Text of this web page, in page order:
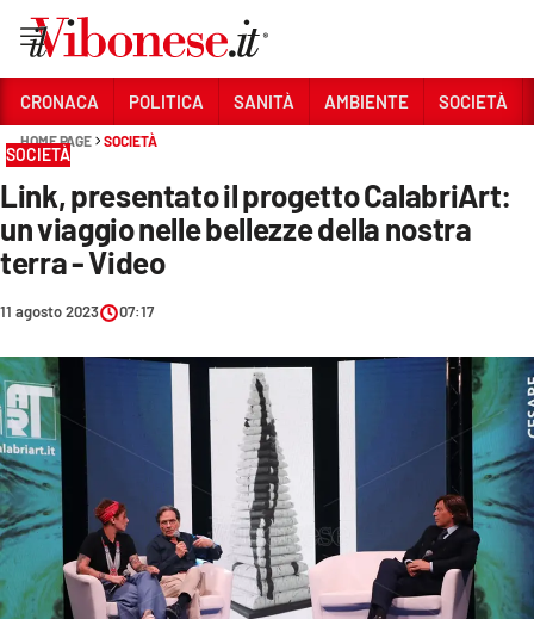
Sezioni
CRONACA
POLITICA
SOCIETÀ
CULTURA
ECONOMIA E LAVORO
EVENTI
SPORT
CRONACA POLITICA SANITÀ AMBIENTE SOCIETÀ
HOME PAGE SOCIETÀ
SOCIETÀ
Link, presentato il progetto CalabriArt:
un viaggio nelle bellezze della nostra
terra - Video
11 agosto 2023 07:17